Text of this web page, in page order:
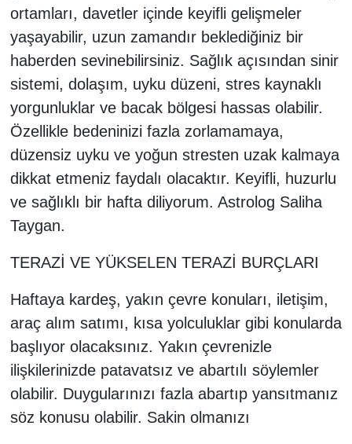
ortamları, davetler içinde keyifli gelişmeler
yaşayabilir, uzun zamandır beklediğiniz bir
haberden sevinebilirsiniz. Sağlık açısından sinir
sistemi, dolaşım, uyku düzeni, stres kaynaklı
yorgunluklar ve bacak bölgesi hassas olabilir.
Özellikle bedeninizi fazla zorlamamaya,
düzensiz uyku ve yoğun stresten uzak kalmaya
dikkat etmeniz faydalı olacaktır. Keyifli, huzurlu
ve sağlıklı bir hafta diliyorum. Astrolog Saliha
Taygan.
TERAZİ VE YÜKSELEN TERAZİ BURÇLARI
Haftaya kardeş, yakın çevre konuları, iletişim,
araç alım satımı, kısa yolculuklar gibi konularda
başlıyor olacaksınız. Yakın çevrenizle
ilişkilerinizde patavatsız ve abartılı söylemler
olabilir. Duygularınızı fazla abartıp yansıtmanız
söz konusu olabilir. Sakin olmanızı